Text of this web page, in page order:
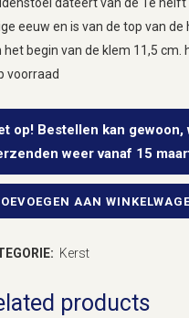
eeuw en is van de top van de
het begin van de klem 11,5 cm.
voorraad
op! Bestellen kan gewoon,
weer vanaf 15
AAN
Kerst
products